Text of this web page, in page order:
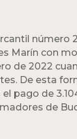
número
Marín con
de 2022
De esta
pago de
de